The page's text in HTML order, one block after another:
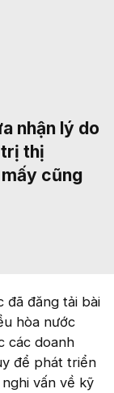
nhận lý do
trị thị
cũng
đã đăng tải bài
hòa nước
các doanh
để phát triển
vấn về kỹ